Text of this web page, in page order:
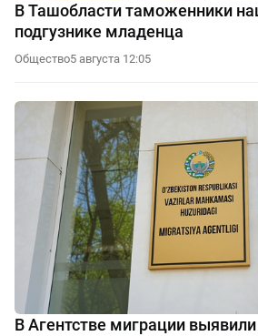
В Ташобласти таможенники
подгузнике младенца
Общество5 августа 12:05
В Агентстве миграции